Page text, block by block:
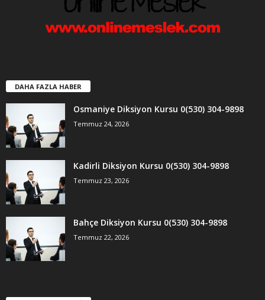
DAHA FAZLA HABER
Osmaniye Diksiyon Kursu 0(530) 304-9898
Temmuz 24, 2026
Kadirli Diksiyon Kursu 0(530) 304-9898
Temmuz 23, 2026
Bahçe Diksiyon Kursu 0(530) 304-9898
Temmuz 22, 2026